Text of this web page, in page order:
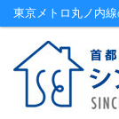
東京メトロ丸ノ内